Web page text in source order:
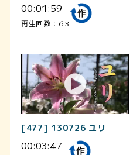
00:01:59
再生回数：63
[477] 130726 ユリ
00:03:47